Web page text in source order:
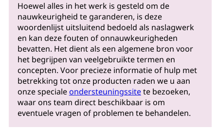
Hoewel alles in het werk is gesteld om de
nauwkeurigheid te garanderen, is deze
woordenlijst uitsluitend bedoeld als naslagwerk
en kan deze fouten of onnauwkeurigheden
bevatten. Het dient als een algemene bron voor
het begrijpen van veelgebruikte termen en
concepten. Voor precieze informatie of hulp met
betrekking tot onze producten raden we u aan
onze specialeondersteuningssitete bezoeken,
waar ons team direct beschikbaar is om
eventuele vragen of problemen te behandelen.